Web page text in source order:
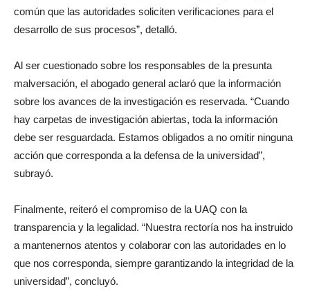
común que las autoridades soliciten verificaciones para el
desarrollo de sus procesos”, detalló.
Al ser cuestionado sobre los responsables de la presunta
malversación, el abogado general aclaró que la información
sobre los avances de la investigación es reservada. “Cuando
hay carpetas de investigación abiertas, toda la información
debe ser resguardada. Estamos obligados a no omitir ninguna
acción que corresponda a la defensa de la universidad”,
subrayó.
Finalmente, reiteró el compromiso de la UAQ con la
transparencia y la legalidad. “Nuestra rectoría nos ha instruido
a mantenernos atentos y colaborar con las autoridades en lo
que nos corresponda, siempre garantizando la integridad de la
universidad”, concluyó.